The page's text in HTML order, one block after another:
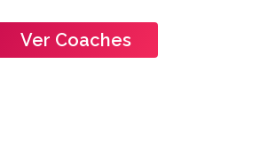
Ver Coaches